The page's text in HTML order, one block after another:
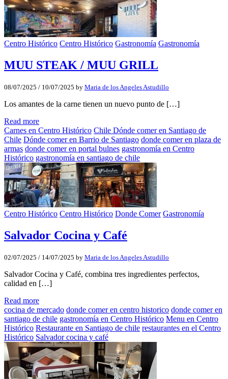
Centro Histórico Centro Histórico Gastronomía Gastronomía
MUU STEAK / MUU GRILL
08/07/2025 / 10/07/2025 by Maria de los Angeles Astudillo
Los amantes de la carne tienen un nuevo punto de […]
Read more
Carnes en Centro Histórico Chile Dónde comer en Santiago de
Chile Dónde comer en Barrio de Santiago donde comer en plaza de
armas donde comer en portal bulnes gastronomía en Centro
Histórico gastronomía en santiago de chile
Centro Histórico Centro Histórico Donde Comer Gastronomía
Salvador Cocina y Café
02/07/2025 / 14/07/2025 by Maria de los Angeles Astudillo
Salvador Cocina y Café, combina tres ingredientes perfectos,
calidad en […]
Read more
cocina de mercado donde comer en centro historico donde comer en
santiago de chile gastronomía en Centro Histórico Menu en Centro
Histórico Restaurante en Santiago de chile restaurantes en el Centro
Histórico Salvador cocina y café